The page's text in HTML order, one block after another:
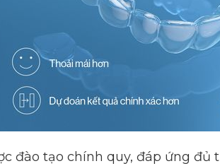
đào tạo chính quy, đáp ứng